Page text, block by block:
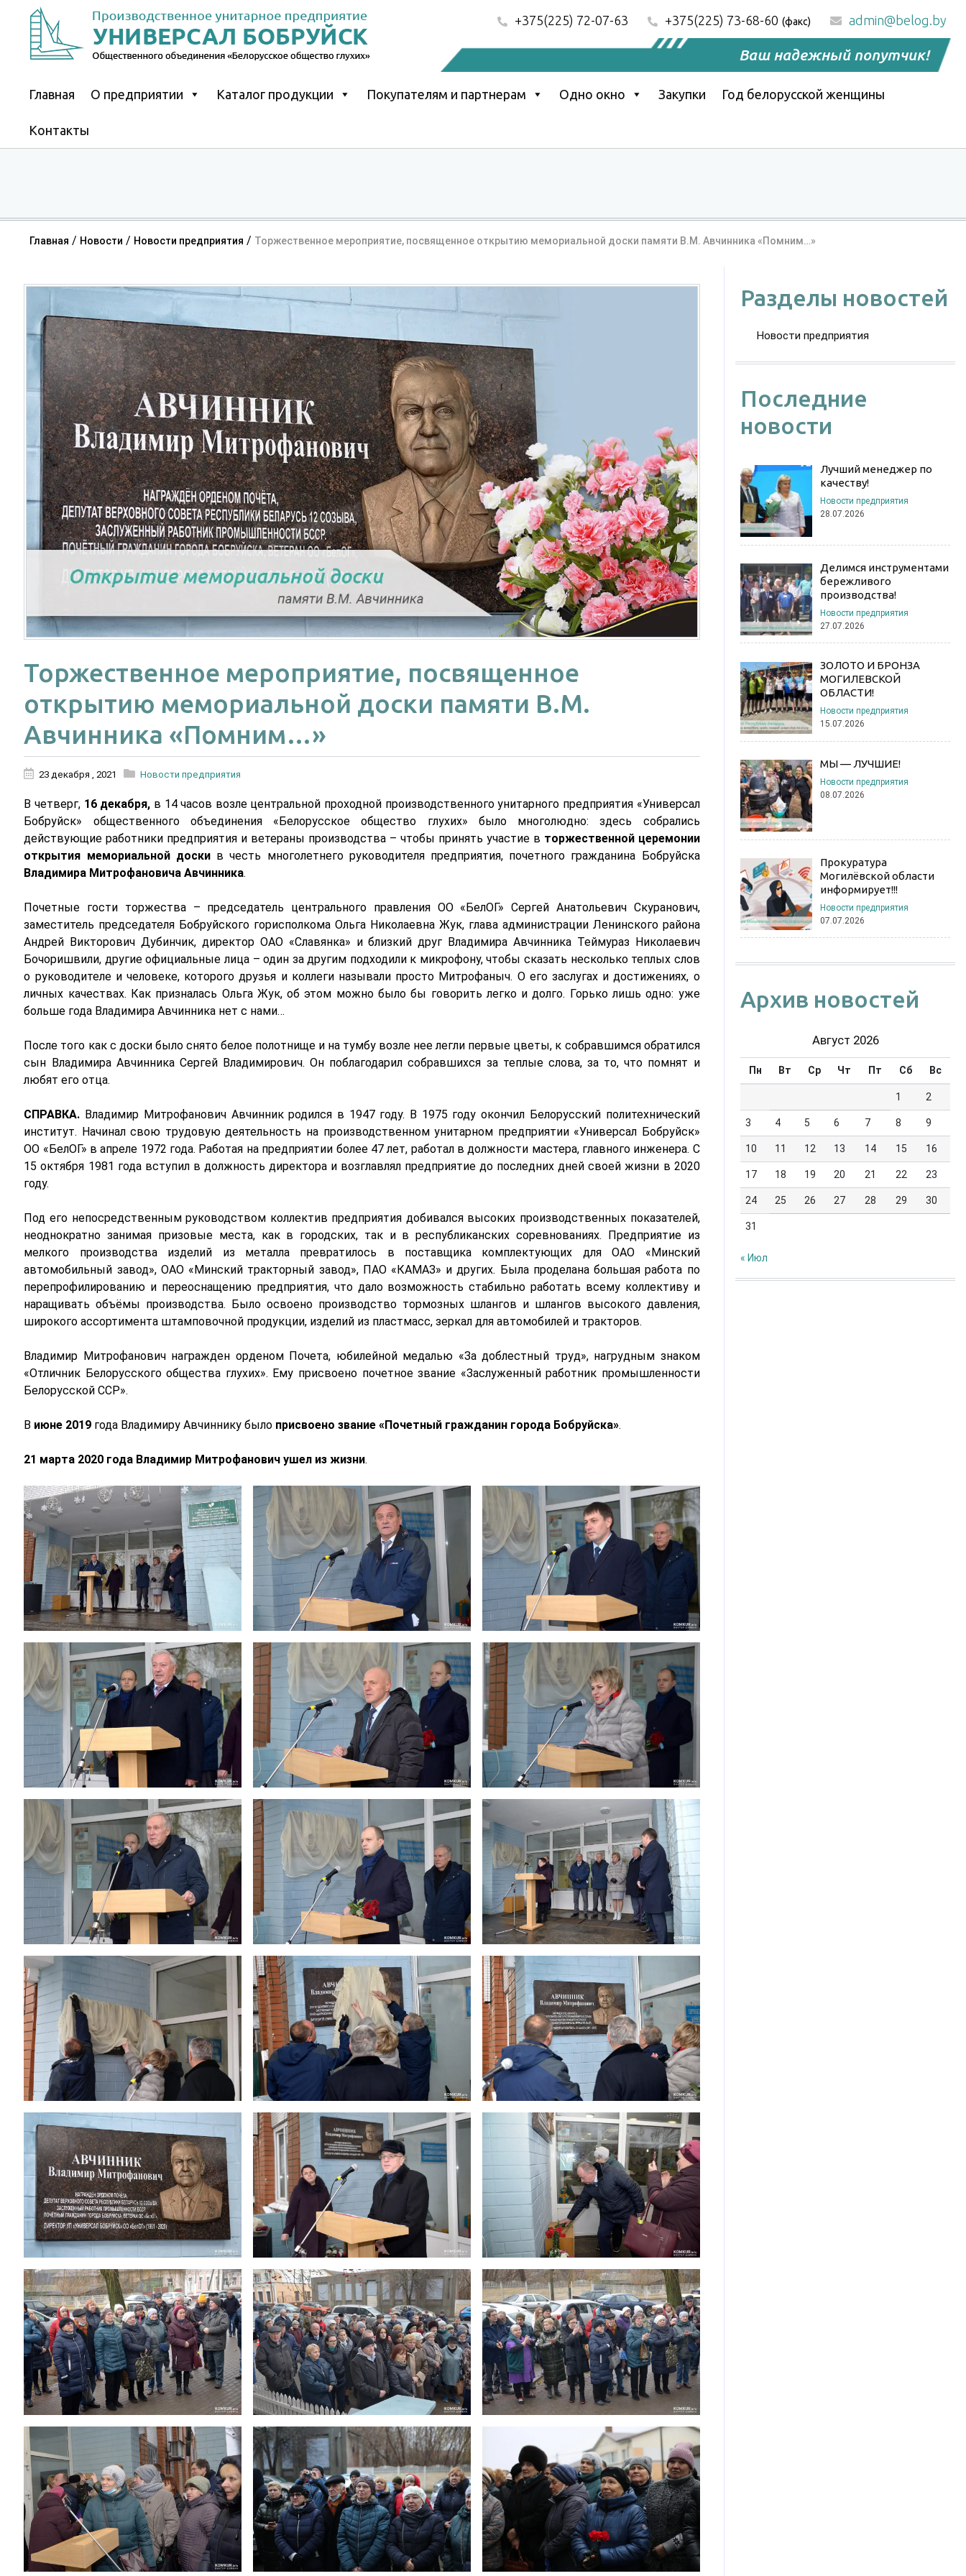
content
+375(225) 72-07-63 +375(225) 73-68-60 (факс) admin@belog.by
Ваш надежный попутчик!
Главная О предприятии Каталог продукции Покупателям и партнерам Одно окно Закупки Год белорусской женщины
Контакты
Главная / Новости / Новости предприятия / Торжественное мероприятие, посвященное открытию мемориальной доски памяти В.М. Авчинника «Помним…»
Торжественное мероприятие, посвященное
открытию мемориальной доски памяти В.М.
Авчинника «Помним…»
23 декабря , 2021 Новости предприятия
В четверг, 16 декабря, в 14 часов возле центральной проходной производственного унитарного предприятия «Универсал
Бобруйск» общественного объединения «Белорусское общество глухих» было многолюдно: здесь собрались
действующие работники предприятия и ветераны производства – чтобы принять участие в торжественной церемонии
открытия мемориальной доскив честь многолетнего руководителя предприятия, почетного гражданина Бобруйска
Владимира Митрофановича Авчинника.
Почетные гости торжества – председатель центрального правления ОО «БелОГ» Сергей Анатольевич Скуранович,
заместитель председателя Бобруйского горисполкома Ольга Николаевна Жук, глава администрации Ленинского района
Андрей Викторович Дубинчик, директор ОАО «Славянка» и близкий друг Владимира Авчинника Теймураз Николаевич
Бочоришвили, другие официальные лица – один за другим подходили к микрофону, чтобы сказать несколько теплых слов
о руководителе и человеке, которого друзья и коллеги называли просто Митрофаныч. О его заслугах и достижениях, о
личных качествах. Как призналась Ольга Жук, об этом можно было бы говорить легко и долго. Горько лишь одно: уже
больше года Владимира Авчинника нет с нами…
После того как с доски было снято белое полотнище и на тумбу возле нее легли первые цветы, к собравшимся обратился
сын Владимира Авчинника Сергей Владимирович. Он поблагодарил собравшихся за теплые слова, за то, что помнят и
любят его отца.
СПРАВКА. Владимир Митрофанович Авчинник родился в 1947 году. В 1975 году окончил Белорусский политехнический
институт. Начинал свою трудовую деятельность на производственном унитарном предприятии «Универсал Бобруйск»
ОО «БелОГ» в апреле 1972 года. Работая на предприятии более 47 лет, работал в должности мастера, главного инженера. С
15 октября 1981 года вступил в должность директора и возглавлял предприятие до последних дней своей жизни в 2020
году.
Под его непосредственным руководством коллектив предприятия добивался высоких производственных показателей,
неоднократно занимая призовые места, как в городских, так и в республиканских соревнованиях. Предприятие из
мелкого производства изделий из металла превратилось в поставщика комплектующих для ОАО «Минский
автомобильный завод», ОАО «Минский тракторный завод», ПАО «КАМАЗ» и других. Была проделана большая работа по
перепрофилированию и переоснащению предприятия, что дало возможность стабильно работать всему коллективу и
наращивать объёмы производства. Было освоено производство тормозных шлангов и шлангов высокого давления,
широкого ассортимента штамповочной продукции, изделий из пластмасс, зеркал для автомобилей и тракторов.
Владимир Митрофанович награжден орденом Почета, юбилейной медалью «За доблестный труд», нагрудным знаком
«Отличник Белорусского общества глухих». Ему присвоено почетное звание «Заслуженный работник промышленности
Белорусской ССР».
В июне 2019 года Владимиру Авчиннику было присвоено звание «Почетный гражданин города Бобруйска».
21 марта 2020 года Владимир Митрофанович ушел из жизни.
Разделы новостей
Новости предприятия
Последние
новости
Лучший менеджер по
качеству!
Новости предприятия
28.07.2026
Делимся инструментами
бережливого
производства!
Новости предприятия
27.07.2026
ЗОЛОТО И БРОНЗА
МОГИЛЕВСКОЙ
ОБЛАСТИ!
Новости предприятия
15.07.2026
МЫ — ЛУЧШИЕ!
Новости предприятия
08.07.2026
Прокуратура
Могилёвской области
информирует!!!
Новости предприятия
07.07.2026
Архив новостей
Август 2026
Пн Вт Ср Чт Пт Сб Вс
1 2
3 4 5 6 7 8 9
10 11 12 13 14 15 16
17 18 19 20 21 22 23
24 25 26 27 28 29 30
31
« Июл